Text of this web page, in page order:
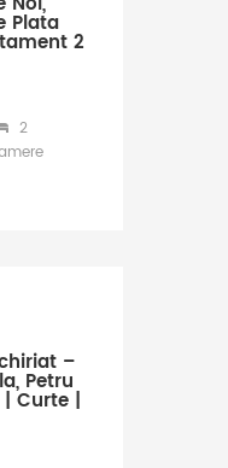
Plata
2
2
–
Petru
Curte |